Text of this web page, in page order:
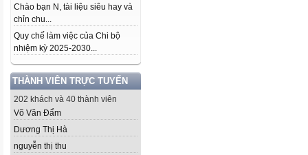
Chào bạn N, tài liệu siêu hay và
chỉn chu...
Quy chế làm việc của Chi bộ
nhiệm kỳ 2025-2030...
THÀNH VIÊN TRỰC TUYẾN
202 khách và 40 thành viên
Võ Văn Đẩm
Dương Thị Hà
nguyễn thị thu